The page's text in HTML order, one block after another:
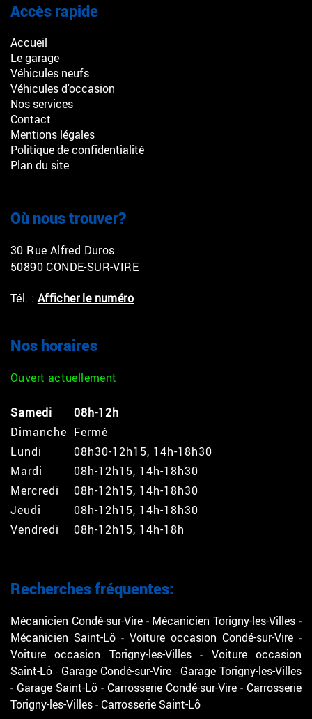
Accès rapide
Accueil
Le garage
Véhicules neufs
Véhicules d'occasion
Nos services
Contact
Mentions légales
Politique de confidentialité
Plan du site
Où nous trouver?
30 Rue Alfred Duros
50890 CONDE-SUR-VIRE
Tél. : Afficher le numéro
Nos horaires
Ouvert actuellement
Samedi
08h-12h
Dimanche Fermé
Lundi
08h30-12h15, 14h-18h30
Mardi
08h-12h15, 14h-18h30
Mercredi
08h-12h15, 14h-18h30
Jeudi
08h-12h15, 14h-18h30
Vendredi
08h-12h15, 14h-18h
Recherches fréquentes:
Mécanicien Condé-sur-Vire
Mécanicien Torigny-les-Villes
Mécanicien Saint-Lô
Voiture occasion Condé-sur-Vire
Voiture occasion Torigny-les-Villes
Voiture occasion
Saint-Lô
Garage Condé-sur-Vire
Garage Torigny-les-Villes
Garage Saint-Lô
Carrosserie Condé-sur-Vire
Carrosserie
Torigny-les-Villes
Carrosserie Saint-Lô